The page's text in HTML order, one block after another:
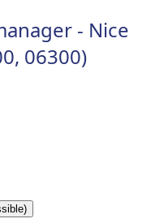
- Nice
06300)